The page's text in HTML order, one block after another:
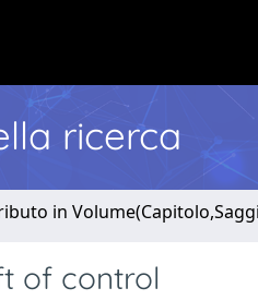
ricerca
in
of control